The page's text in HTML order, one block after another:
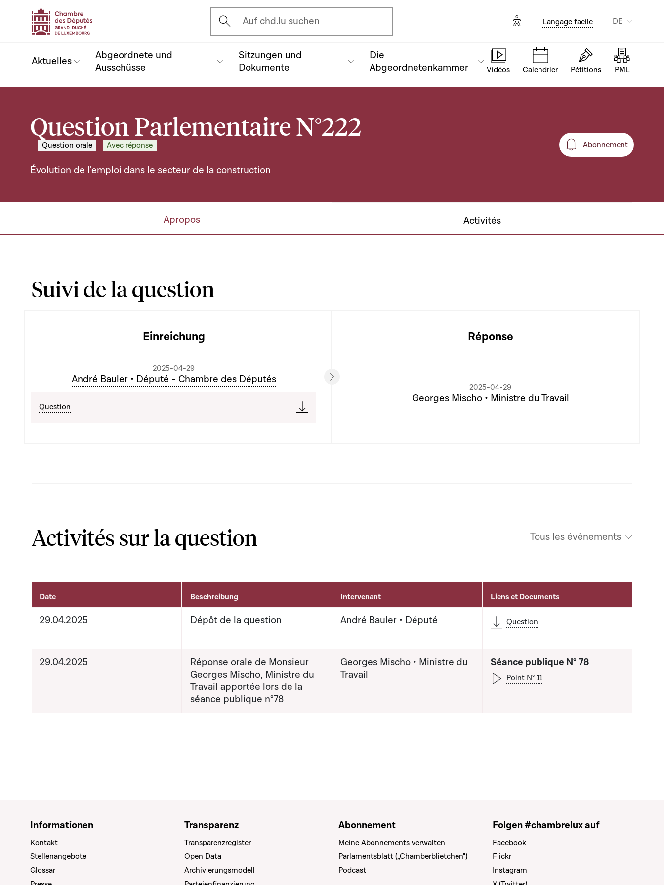
Ouvrir l'écran de recherche
Auf chd.lu suchen Options d'accessibilité
Langage facile DE
Aktuelles
Abgeordnete und
Ausschüsse
Sitzungen und
Dokumente
Die
Abgeordnetenkammer
Vidéos Calendrier Pétitions PML
Question Parlementaire N°222
Question orale Avec réponse
Évolution de l'emploi dans le secteur de la construction
Abonnement
Abonnement
Apropos Activités
Suivi de la question
Einreichung
2025-04-29
André Bauler • Député - Chambre des Députés
Question
Réponse
2025-04-29
Georges Mischo • Ministre du Travail
Activités sur la question Tous les évènements
Activités sur le dossier
Date Beschreibung Intervenant Liens et Documents
29.04.2025 Dépôt de la question André Bauler • Député Question
29.04.2025
Réponse orale de Monsieur
Georges Mischo, Ministre du
Travail apportée lors de la
séance publique n°78
Georges Mischo • Ministre du
Travail
Séance publique N° 78
Point N° 11
Informationen
Kontakt
Stellenangebote
Glossar
Transparenz
Transparenzregister
Open Data
Archivierungsmodell
Abonnement
Meine Abonnements verwalten
Parlamentsblatt („Chamberblietchen")
Podcast
Folgen #chambrelux auf
Facebook
Flickr
Instagram